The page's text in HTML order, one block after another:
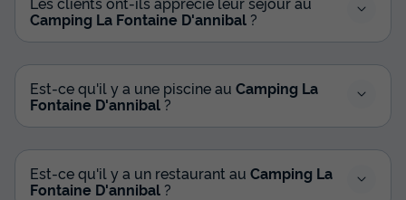
Camping La Fontaine D'annibal ?
Est-ce qu'il y a une piscine au Camping La
Fontaine D'annibal?
Est-ce qu'il y a un restaurant au Camping La
Fontaine D'annibal ?